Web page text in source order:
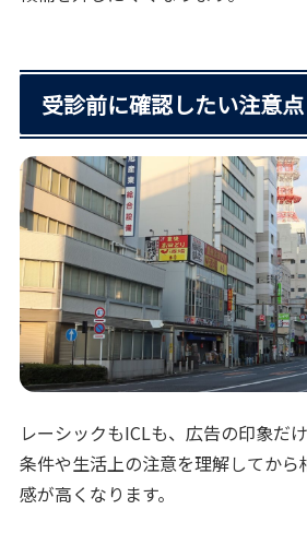
受診前に確認したい注意点
レーシックもICLも、広告の印象だ
条件や生活上の注意を理解してか
感が高くなります。